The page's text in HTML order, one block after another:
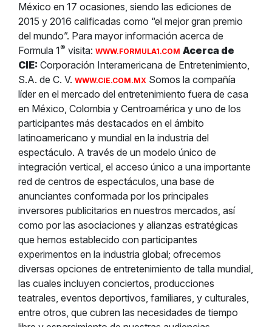
México en 17 ocasiones, siendo las ediciones de
2015 y 2016 calificadas como “el mejor gran premio
del mundo”. Para mayor información acerca de
Formula 1® visita: WWW.FORMULA1.COM Acerca de
CIE: Corporación Interamericana de Entretenimiento,
S.A. de C. V. WWW.CIE.COM.MX Somos la compañía
líder en el mercado del entretenimiento fuera de casa
en México, Colombia y Centroamérica y uno de los
participantes más destacados en el ámbito
latinoamericano y mundial en la industria del
espectáculo. A través de un modelo único de
integración vertical, el acceso único a una importante
red de centros de espectáculos, una base de
anunciantes conformada por los principales
inversores publicitarios en nuestros mercados, así
como por las asociaciones y alianzas estratégicas
que hemos establecido con participantes
experimentos en la industria global; ofrecemos
diversas opciones de entretenimiento de talla mundial,
las cuales incluyen conciertos, producciones
teatrales, eventos deportivos, familiares, y culturales,
entre otros, que cubren las necesidades de tiempo